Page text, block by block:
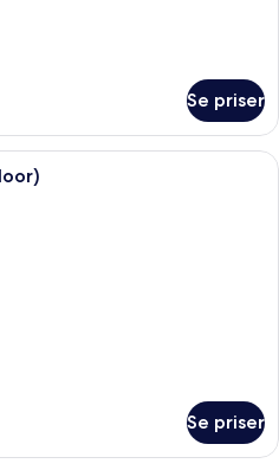
Se priser
Ett hotellrum med två sängar, en
Se priser